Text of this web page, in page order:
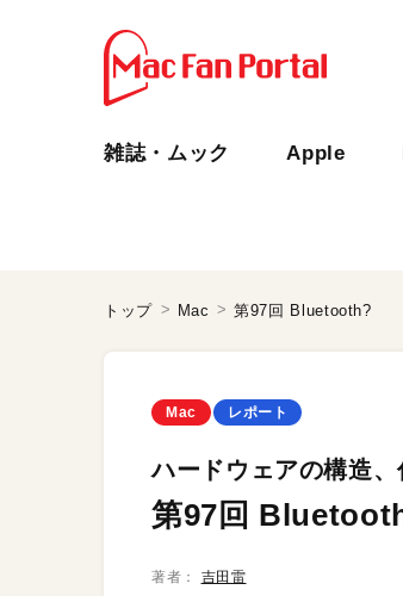
雑誌・ムック Apple
トップ Mac 第97回 Bluetooth?
Mac レポート
ハードウェアの構造、
第97回
著者： 吉田雷